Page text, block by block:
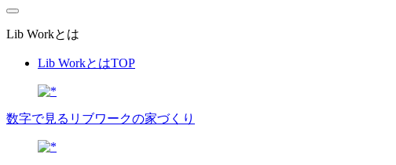
Lib Workとは
Lib WorkとはTOP
数字で⾒るリブワークの家づくり